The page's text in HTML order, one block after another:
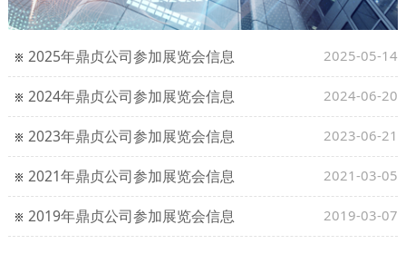
2025年鼎贞公司参加展览会信息 2025-05-14
2024年鼎贞公司参加展览会信息 2024-06-20
2023年鼎贞公司参加展览会信息 2023-06-21
2021年鼎贞公司参加展览会信息 2021-03-05
2019年鼎贞公司参加展览会信息 2019-03-07